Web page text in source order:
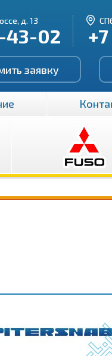
д. 13
43-02
заявку